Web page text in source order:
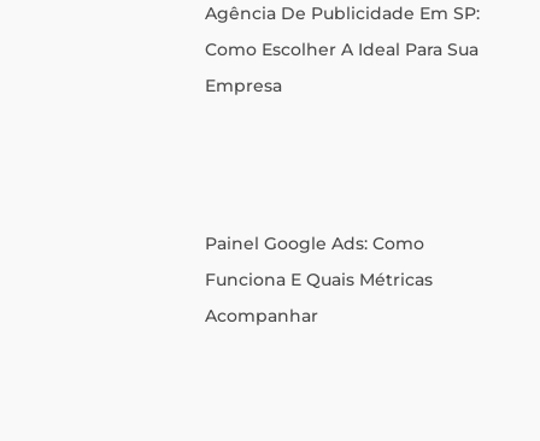
Agência De Publicidade Em SP:
Como Escolher A Ideal Para Sua
Empresa
Painel Google Ads: Como
Funciona E Quais Métricas
Acompanhar